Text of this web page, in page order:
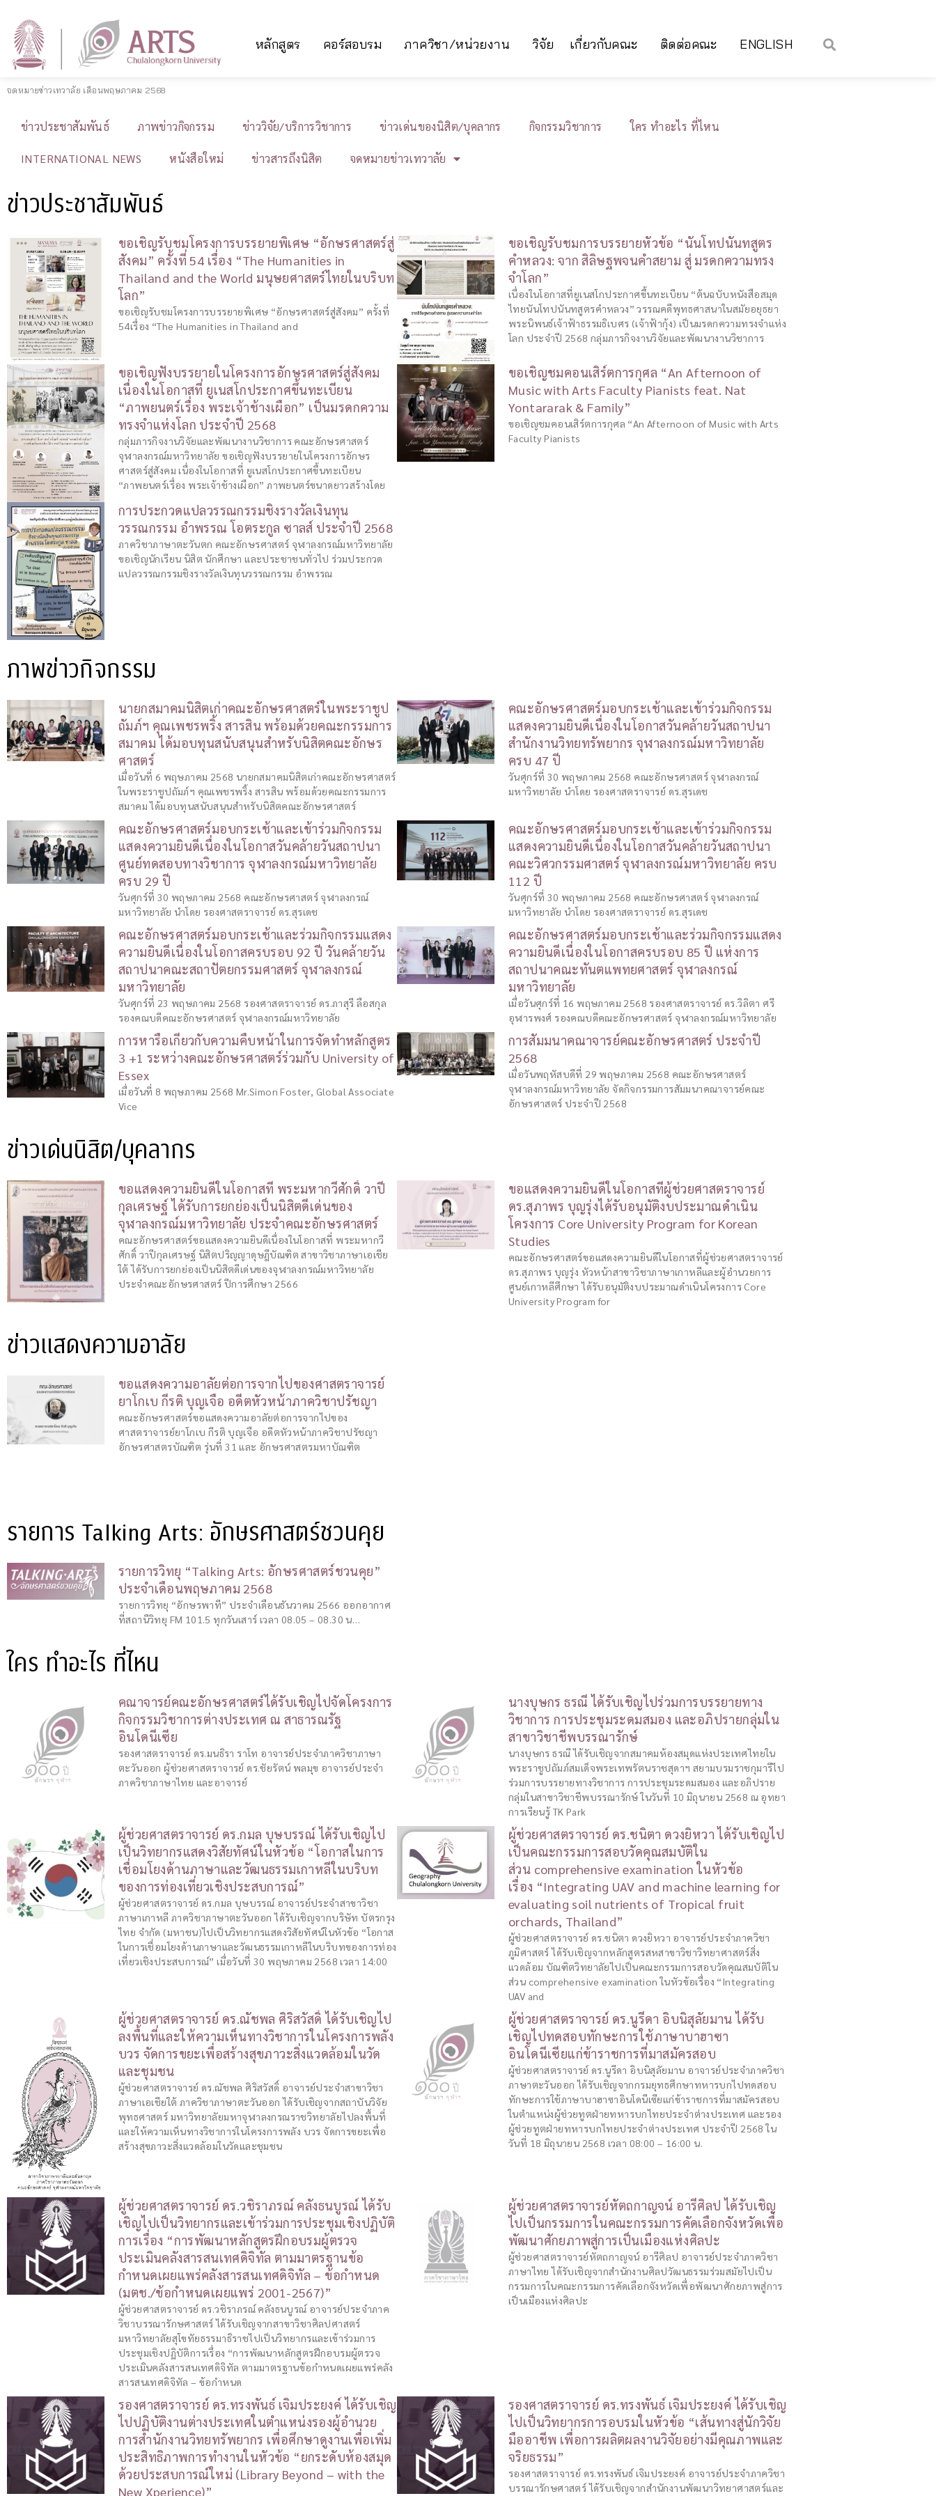
หลักสูตร คอร์สอบรม ภาควิชา/หน่วยงาน วิจัย เกี่ยวกับคณะ ติดต่อคณะ ENGLISH
จดหมายข่าวเทวาลัย เดือนพฤษภาคม 2568
ข่าวประชาสัมพันธ์ ภาพข่าวกิจกรรม ข่าววิจัย/บริการวิชาการ ข่าวเด่นของนิสิต/บุคลากร กิจกรรมวิชาการ ใคร ทำอะไร ที่ไหน
INTERNATIONAL NEWS หนังสือใหม่ ข่าวสารถึงนิสิต จดหมายข่าวเทวาลัย
ข่าวประชาสัมพันธ์
ขอเชิญรับชมโครงการบรรยายพิเศษ “อักษรศาสตร์สู่
สังคม” ครั้งที่ 54 เรื่อง “The Humanities in
Thailand and the World มนุษยศาสตร์ไทยในบริบท
โลก”
ขอเชิญรับชมโครงการบรรยายพิเศษ “อักษรศาสตร์สู่สังคม” ครั้งที่
54เรื่อง “The Humanities in Thailand and
ขอเชิญรับชมการบรรยายหัวข้อ “นันโทปนันทสูตร
คำหลวง: จาก สิลิษฐพจนคำสยาม สู่ มรดกความทรง
จำโลก”
เนื่องในโอกาสที่ยูเนสโกประกาศขึ้นทะเบียน “ต้นฉบับหนังสือสมุด
ไทยนันโทปนันทสูตรคำหลวง” วรรณคดีพุทธศาสนาในสมัยอยุธยา
พระนิพนธ์เจ้าฟ้าธรรมธิเบศร (เจ้าฟ้ากุ้ง) เป็นมรดกความทรงจำแห่ง
โลก ประจำปี 2568 กลุ่มภารกิจงานวิจัยและพัฒนางานวิชาการ
ขอเชิญฟังบรรยายในโครงการอักษรศาสตร์สู่สังคม
เนื่องในโอกาสที่ ยูเนสโกประกาศขึ้นทะเบียน
“ภาพยนตร์เรื่อง พระเจ้าช้างเผือก” เป็นมรดกความ
ทรงจำแห่งโลก ประจำปี 2568
กลุ่มภารกิจงานวิจัยและพัฒนางานวิชาการ คณะอักษรศาสตร์
จุฬาลงกรณ์มหาวิทยาลัย ขอเชิญฟังบรรยายในโครงการอักษร
ศาสตร์สู่สังคม เนื่องในโอกาสที่ ยูเนสโกประกาศขึ้นทะเบียน
“ภาพยนตร์เรื่อง พระเจ้าช้างเผือก” ภาพยนตร์ขนาดยาวสร้างโดย
ขอเชิญชมคอนเสิร์ตการกุศล “An Afternoon of
Music with Arts Faculty Pianists feat. Nat
Yontararak & Family”
ขอเชิญชมคอนเสิร์ตการกุศล “An Afternoon of Music with Arts
Faculty Pianists
การประกวดแปลวรรณกรรมชิงรางวัลเงินทุน
วรรณกรรม อำพรรณ โอตระกูล ซาลส์ ประจำปี 2568
ภาควิชาภาษาตะวันตก คณะอักษรศาสตร์ จุฬาลงกรณ์มหาวิทยาลัย
ขอเชิญนักเรียน นิสิต นักศึกษา และประชาชนทั่วไป ร่วมประกวด
แปลวรรณกรรมชิงรางวัลเงินทุนวรรณกรรม อำพรรณ
ภาพข่าวกิจกรรม
นายกสมาคมนิสิตเก่าคณะอักษรศาสตร์ในพระราชูป
ถัมภ์ฯ คุณเพชรพริ้ง สารสิน พร้อมด้วยคณะกรรมการ
สมาคม ได้มอบทุนสนับสนุนสำหรับนิสิตคณะอักษร
ศาสตร์
เมื่อวันที่ 6 พฤษภาคม 2568 นายกสมาคมนิสิตเก่าคณะอักษรศาสตร์
ในพระราชูปถัมภ์ฯ คุณเพชรพริ้ง สารสิน พร้อมด้วยคณะกรรมการ
สมาคม ได้มอบทุนสนับสนุนสำหรับนิสิตคณะอักษรศาสตร์
คณะอักษรศาสตร์มอบกระเช้าและเข้าร่วมกิจกรรม
แสดงความยินดีเนื่องในโอกาสวันคล้ายวันสถาปนา
สำนักงานวิทยทรัพยากร จุฬาลงกรณ์มหาวิทยาลัย
ครบ 47 ปี
วันศุกร์ที่ 30 พฤษภาคม 2568 คณะอักษรศาสตร์ จุฬาลงกรณ์
มหาวิทยาลัย นำโดย รองศาสตราจารย์ ดร.สุรเดช
คณะอักษรศาสตร์มอบกระเช้าและเข้าร่วมกิจกรรม
แสดงความยินดีเนื่องในโอกาสวันคล้ายวันสถาปนา
ศูนย์ทดสอบทางวิชาการ จุฬาลงกรณ์มหาวิทยาลัย
ครบ 29 ปี
วันศุกร์ที่ 30 พฤษภาคม 2568 คณะอักษรศาสตร์ จุฬาลงกรณ์
มหาวิทยาลัย นำโดย รองศาสตราจารย์ ดร.สุรเดช
คณะอักษรศาสตร์มอบกระเช้าและเข้าร่วมกิจกรรม
แสดงความยินดีเนื่องในโอกาสวันคล้ายวันสถาปนา
คณะวิศวกรรมศาสตร์ จุฬาลงกรณ์มหาวิทยาลัย ครบ
112 ปี
วันศุกร์ที่ 30 พฤษภาคม 2568 คณะอักษรศาสตร์ จุฬาลงกรณ์
มหาวิทยาลัย นำโดย รองศาสตราจารย์ ดร.สุรเดช
คณะอักษรศาสตร์มอบกระเช้าและร่วมกิจกรรมแสดง
ความยินดีเนื่องในโอกาสครบรอบ 92 ปี วันคล้ายวัน
สถาปนาคณะสถาปัตยกรรมศาสตร์ จุฬาลงกรณ์
มหาวิทยาลัย
วันศุกร์ที่ 23 พฤษภาคม 2568 รองศาสตราจารย์ ดร.ภาสุรี ลือสกุล
รองคณบดีคณะอักษรศาสตร์ จุฬาลงกรณ์มหาวิทยาลัย
คณะอักษรศาสตร์มอบกระเช้าและร่วมกิจกรรมแสดง
ความยินดีเนื่องในโอกาสครบรอบ 85 ปี แห่งการ
สถาปนาคณะทันตแพทยศาสตร์ จุฬาลงกรณ์
มหาวิทยาลัย
เมื่อวันศุกร์ที่ 16 พฤษภาคม 2568 รองศาสตราจารย์ ดร.วิลิตา ศรี
อุฬารพงศ์ รองคณบดีคณะอักษรศาสตร์ จุฬาลงกรณ์มหาวิทยาลัย
การหารือเกี่ยวกับความคืบหน้าในการจัดทำหลักสูตร
3 +1 ระหว่างคณะอักษรศาสตร์ร่วมกับ University of
Essex
เมื่อวันที่ 8 พฤษภาคม 2568 Mr.Simon Foster, Global Associate
Vice
การสัมมนาคณาจารย์คณะอักษรศาสตร์ ประจำปี
2568
เมื่อวันพฤหัสบดีที่ 29 พฤษภาคม 2568 คณะอักษรศาสตร์
จุฬาลงกรณ์มหาวิทยาลัย จัดกิจกรรมการสัมมนาคณาจารย์คณะ
อักษรศาสตร์ ประจำปี 2568
ข่าวเด่นนิสิต/บุคลากร
ขอแสดงความยินดีในโอกาสที่ พระมหากวีศักดิ์ วาปี
กุลเศรษฐ์ ได้รับการยกย่องเป็นนิสิตดีเด่นของ
จุฬาลงกรณ์มหาวิทยาลัย ประจำคณะอักษรศาสตร์
คณะอักษรศาสตร์ขอแสดงความยินดีเนื่องในโอกาสที่ พระมหากวี
ศักดิ์ วาปีกุลเศรษฐ์ นิสิตปริญญาดุษฎีบัณฑิต สาขาวิชาภาษาเอเชีย
ใต้ ได้รับการยกย่องเป็นนิสิตดีเด่นของจุฬาลงกรณ์มหาวิทยาลัย
ประจำคณะอักษรศาสตร์ ปีการศึกษา 2566
ขอแสดงความยินดีในโอกาสที่ผู้ช่วยศาสตราจารย์
ดร.สุภาพร บุญรุ่งได้รับอนุมัติงบประมาณดำเนิน
โครงการ Core University Program for Korean
Studies
คณะอักษรศาสตร์ขอแสดงความยินดีในโอกาสที่ผู้ช่วยศาสตราจารย์
ดร.สุภาพร บุญรุ่ง หัวหน้าสาขาวิชาภาษาเกาหลีและผู้อำนวยการ
ศูนย์เกาหลีศึกษา ได้รับอนุมัติงบประมาณดำเนินโครงการ Core
University Program for
ข่าวแสดงความอาลัย
ขอแสดงความอาลัยต่อการจากไปของศาสตราจารย์
ยาโกเบ กีรติ บุญเจือ อดีตหัวหน้าภาควิชาปรัชญา
คณะอักษรศาสตร์ขอแสดงความอาลัยต่อการจากไปของ
ศาสตราจารย์ยาโกเบ กีรติ บุญเจือ อดีตหัวหน้าภาควิชาปรัชญา
อักษรศาสตรบัณฑิต รุ่นที่ 31 และ อักษรศาสตรมหาบัณฑิต
รายการ Talking Arts: อักษรศาสตร์ชวนคุย
รายการวิทยุ “Talking Arts: อักษรศาสตร์ชวนคุย”
ประจำเดือนพฤษภาคม 2568
รายการวิทยุ “อักษรพาที” ประจำเดือนธันวาคม 2566 ออกอากาศ
ที่สถานีวิทยุ FM 101.5 ทุกวันเสาร์ เวลา 08.05 – 08.30 น…
ใคร ทำอะไร ที่ไหน
คณาจารย์คณะอักษรศาสตร์ได้รับเชิญไปจัดโครงการ
กิจกรรมวิชาการต่างประเทศ ณ สาธารณรัฐ
อินโดนีเซีย
รองศาสตราจารย์ ดร.มนธิรา ราโท อาจารย์ประจำภาควิชาภาษา
ตะวันออก ผู้ช่วยศาสตราจารย์ ดร.ชัยรัตน์ พลมุข อาจารย์ประจำ
ภาควิชาภาษาไทย และอาจารย์
นางบุษกร ธรณี ได้รับเชิญไปร่วมการบรรยายทาง
วิชาการ การประชุมระดมสมอง และอภิปรายกลุ่มใน
สาขาวิชาชีพบรรณารักษ์
นางบุษกร ธรณี ได้รับเชิญจากสมาคมห้องสมุดแห่งประเทศไทยใน
พระราชูปถัมภ์สมเด็จพระเทพรัตนราชสุดาฯ สยามบรมราชกุมารีไป
ร่วมการบรรยายทางวิชาการ การประชุมระดมสมอง และอภิปราย
กลุ่มในสาขาวิชาชีพบรรณารักษ์ ในวันที่ 10 มิถุนายน 2568 ณ อุทยา
การเรียนรู้ TK Park
ผู้ช่วยศาสตราจารย์ ดร.กมล บุษบรรณ์ ได้รับเชิญไป
เป็นวิทยากรแสดงวิสัยทัศน์ในหัวข้อ “โอกาสในการ
เชื่อมโยงด้านภาษาและวัฒนธรรมเกาหลีในบริบท
ของการท่องเที่ยวเชิงประสบการณ์”
ผู้ช่วยศาสตราจารย์ ดร.กมล บุษบรรณ์ อาจารย์ประจำสาขาวิชา
ภาษาเกาหลี ภาควิชาภาษาตะวันออก ได้รับเชิญจากบริษัท บัตรกรุง
ไทย จำกัด (มหาชน)ไปเป็นวิทยากรแสดงวิสัยทัศน์ในหัวข้อ “โอกาส
ในการเชื่อมโยงด้านภาษาและวัฒนธรรมเกาหลีในบริบทของการท่อง
เที่ยวเชิงประสบการณ์” เมื่อวันที่ 30 พฤษภาคม 2568 เวลา 14:00
ผู้ช่วยศาสตราจารย์ ดร.ชนิตา ดวงยิหวา ได้รับเชิญไป
เป็นคณะกรรมการสอบวัดคุณสมบัติใน
ส่วน comprehensive examination ในหัวข้อ
เรื่อง “Integrating UAV and machine learning for
evaluating soil nutrients of Tropical fruit
orchards, Thailand”
ผู้ช่วยศาสตราจารย์ ดร.ชนิตา ดวงยิหวา อาจารย์ประจำภาควิชา
ภูมิศาสตร์ ได้รับเชิญจากหลักสูตรสหสาขาวิชาวิทยาศาสตร์สิ่ง
แวดล้อม บัณฑิตวิทยาลัยไปเป็นคณะกรรมการสอบวัดคุณสมบัติใน
ส่วน comprehensive examination ในหัวข้อเรื่อง “Integrating
UAV and
ผู้ช่วยศาสตราจารย์ ดร.ณัชพล ศิริสวัสดิ์ ได้รับเชิญไป
ลงพื้นที่และให้ความเห็นทางวิชาการในโครงการพลัง
บวร จัดการขยะเพื่อสร้างสุขภาวะสิ่งแวดล้อมในวัด
และชุมชน
ผู้ช่วยศาสตราจารย์ ดร.ณัชพล ศิริสวัสดิ์ อาจารย์ประจำสาขาวิชา
ภาษาเอเชียใต้ ภาควิชาภาษาตะวันออก ได้รับเชิญจากสถาบันวิจัย
พุทธศาสตร์ มหาวิทยาลัยมหาจุฬาลงกรณราชวิทยาลัยไปลงพื้นที่
และให้ความเห็นทางวิชาการในโครงการพลัง บวร จัดการขยะเพื่อ
สร้างสุขภาวะสิ่งแวดล้อมในวัดและชุมชน
ผู้ช่วยศาสตราจารย์ ดร.นูรีดา อิบนิสุลัยมาน ได้รับ
เชิญไปทดสอบทักษะการใช้ภาษาบาฮาซา
อินโดนีเซียแก่ข้าราชการที่มาสมัครสอบ
ผู้ช่วยศาสตราจารย์ ดร.นูรีดา อิบนิสุลัยมาน อาจารย์ประจำภาควิชา
ภาษาตะวันออก ได้รับเชิญจากกรมยุทธศึกษาทหารบกไปทดสอบ
ทักษะการใช้ภาษาบาฮาซาอินโดนีเซียแก่ข้าราชการที่มาสมัครสอบ
ในตำแหน่งผู้ช่วยทูตฝ่ายทหารบกไทยประจำต่างประเทศ และรอง
ผู้ช่วยทูตฝ่ายทหารบกไทยประจำต่างประเทศ ประจำปี 2568 ใน
วันที่ 18 มิถุนายน 2568 เวลา 08:00 – 16:00 น.
ผู้ช่วยศาสตราจารย์ ดร.วชิราภรณ์ คลังธนบูรณ์ ได้รับ
เชิญไปเป็นวิทยากรและเข้าร่วมการประชุมเชิงปฏิบัติ
การเรื่อง “การพัฒนาหลักสูตรฝึกอบรมผู้ตรวจ
ประเมินคลังสารสนเทศดิจิทัล ตามมาตรฐานข้อ
กำหนดเผยแพร่คลังสารสนเทศดิจิทัล – ข้อกำหนด
(มตช./ข้อกำหนดเผยแพร่ 2001-2567)”
ผู้ช่วยศาสตราจารย์ ดร.วชิราภรณ์ คลังธนบูรณ์ อาจารย์ประจำภาค
วิชาบรรณารักษศาสตร์ ได้รับเชิญจากสาขาวิชาศิลปศาสตร์
มหาวิทยาลัยสุโขทัยธรรมาธิราชไปเป็นวิทยากรและเข้าร่วมการ
ประชุมเชิงปฏิบัติการเรื่อง “การพัฒนาหลักสูตรฝึกอบรมผู้ตรวจ
ประเมินคลังสารสนเทศดิจิทัล ตามมาตรฐานข้อกำหนดเผยแพร่คลัง
สารสนเทศดิจิทัล – ข้อกำหนด
ผู้ช่วยศาสตราจารย์หัตถกาญจน์ อารีศิลป ได้รับเชิญ
ไปเป็นกรรมการในคณะกรรมการคัดเลือกจังหวัดเพื่อ
พัฒนาศักยภาพสู่การเป็นเมืองแห่งศิลปะ
ผู้ช่วยศาสตราจารย์หัตถกาญจน์ อารีศิลป อาจารย์ประจำภาควิชา
ภาษาไทย ได้รับเชิญจากสำนักงานศิลปวัฒนธรรมร่วมสมัยไปเป็น
กรรมการในคณะกรรมการคัดเลือกจังหวัดเพื่อพัฒนาศักยภาพสู่การ
เป็นเมืองแห่งศิลปะ
รองศาสตราจารย์ ดร.ทรงพันธ์ เจิมประยงค์ ได้รับเชิญ
ไปปฏิบัติงานต่างประเทศในตำแหน่งรองผู้อำนวย
การสำนักงานวิทยทรัพยากร เพื่อศึกษาดูงานเพื่อเพิ่ม
ประสิทธิภาพการทำงานในหัวข้อ “ยกระดับห้องสมุด
ด้วยประสบการณ์ใหม่ (Library Beyond – with the
New Xperience)”
รองศาสตราจารย์ ดร.ทรงพันธ์ เจิมประยงค์ ได้รับเชิญ
ไปเป็นวิทยากรการอบรมในหัวข้อ “เส้นทางสู่นักวิจัย
มืออาชีพ เพื่อการผลิตผลงานวิจัยอย่างมีคุณภาพและ
จริยธรรม”
รองศาสตราจารย์ ดร.ทรงพันธ์ เจิมประยงค์ อาจารย์ประจำภาควิชา
บรรณารักษศาสตร์ ได้รับเชิญจากสำนักงานพัฒนาวิทยาศาสตร์และ